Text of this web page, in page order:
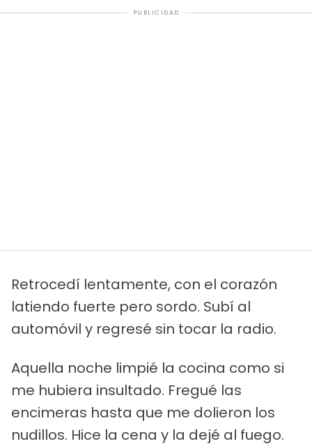
PUBLICIDAD
Retrocedí lentamente, con el corazón
latiendo fuerte pero sordo. Subí al
automóvil y regresé sin tocar la radio.
Aquella noche limpié la cocina como si
me hubiera insultado. Fregué las
encimeras hasta que me dolieron los
nudillos. Hice la cena y la dejé al fuego.